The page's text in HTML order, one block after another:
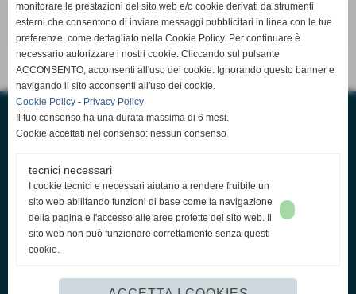
Ruolo
Dirigente Accompagnatore
ASD Castiglione Volley
Via F.lli Rosselli 7/G - 21043 Castiglione Olona (VA)
monitorare le prestazioni del sito web e/o cookie derivati da strumenti
esterni che consentono di inviare messaggi pubblicitari in linea con le tue
preferenze, come dettagliato nella Cookie Policy. Per continuare è
necessario autorizzare i nostri cookie. Cliccando sul pulsante
ACCONSENTO, acconsenti all'uso dei cookie. Ignorando questo banner e
navigando il sito acconsenti all'uso dei cookie.
Cookie Policy - Privacy Policy
Il tuo consenso ha una durata massima di 6 mesi.
Cookie accettati nel consenso: nessun consenso
tecnici necessari
I cookie tecnici e necessari aiutano a rendere fruibile un
sito web abilitando funzioni di base come la navigazione
della pagina e l'accesso alle aree protette del sito web. Il
sito web non può funzionare correttamente senza questi
cookie.